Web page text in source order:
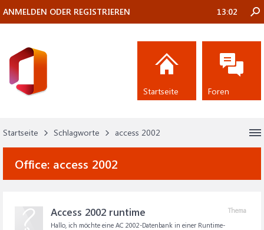
Startseite Schlagworte access 2002
Office: access 2002
Thema
Access 2002 runtime
Hallo, ich möchte eine AC 2002-Datenbank in einer Runtime-
ANMELDEN ODER REGISTRIEREN 13:02
Startseite Foren